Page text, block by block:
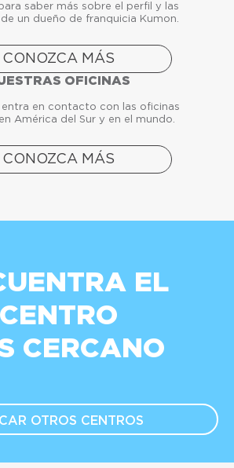
saber más sobre el perfil y las
un dueño de franquicia Kumon.
CONOZCA MÁS
OFICINAS
entra en contacto con las oficinas
América del Sur y en el mundo.
CONOZCA MÁS
EL
CENTRO
CERCANO
OTROS CENTROS